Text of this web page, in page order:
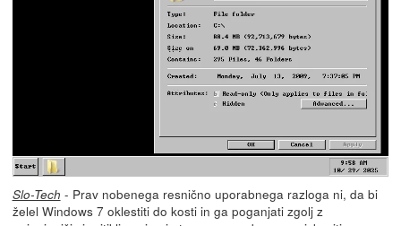
Slo-Tech - Prav nobenega resnično uporabnega razloga ni, da bi
želel Windows 7 oklestiti do kosti in ga poganjati zgolj z